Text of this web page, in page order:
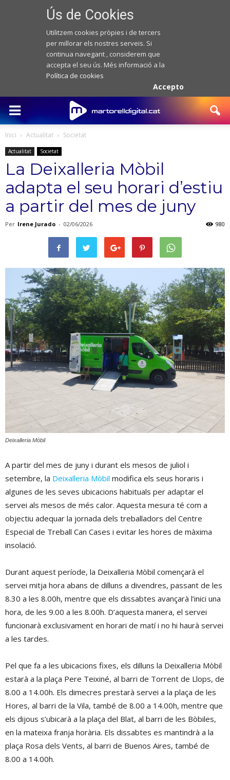
Ús de Cookies
Utilitzem cookies pròpies i de tercers
per millorar els nostres serveis. Si
continua navegant , considerem que
accepta el seu ús. Més informació a la
Política de cookies
Accepto
Inici Actualitat Societat
Actualitat Societat
La Deixalleria Mòbil
adapta el seu horari d’estiu
a partir del mes de juny
Per Irene Jurado - 02/06/2026 980
Deixalleria Mòbil
A partir del mes de juny i durant els mesos de juliol i
setembre, la Deixalleria Mòbil modifica els seus horaris i
algunes de les seves ubicacions habituals per adaptar el
servei als mesos de més calor. Aquesta mesura té com a
objectiu adequar la jornada dels treballadors del Centre
Especial de Treball Can Cases i evitar les hores de màxima
insolació.
Durant aquest període, la Deixalleria Mòbil començarà el
servei mitja hora abans de dilluns a divendres, passant de les
8.30 a les 8.00h, mentre que els dissabtes avançarà l’inici una
hora, de les 9.00 a les 8.00h. D’aquesta manera, el servei
funcionarà exclusivament en horari de matí i no hi haurà servei
a les tardes.
Pel que fa a les ubicacions fixes, els dilluns la Deixalleria Mòbil
estarà a la plaça Pere Teixiné, al barri de Torrent de Llops, de
8.00 a 14.00h. Els dimecres prestarà servei a la plaça de les
Hores, al barri de la Vila, també de 8.00 a 14.00h, mentre que
els dijous s’ubicarà a la plaça del Blat, al barri de les Bòbiles,
en la mateixa franja horària. Els dissabtes es mantindrà a la
plaça Rosa dels Vents, al barri de Buenos Aires, també de
8.00 a 14.00h.